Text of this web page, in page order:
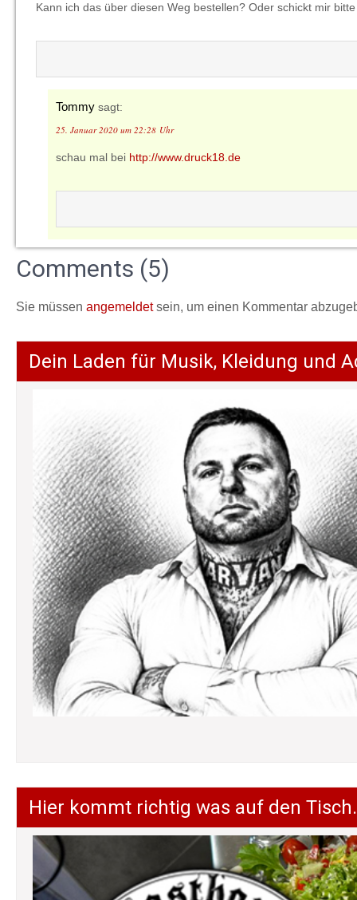
Kann ich das über diesen Weg bestellen? Oder schickt mir
Tommy sagt:
25. Januar 2020 um 22:28 Uhr
schau mal bei http://www.druck18.de
Comments (5)
Sie müssen angemeldetsein, um einen Kommentar
Dein Laden für Musik, Kleidung und
Hier kommt richtig was auf den Tisch.